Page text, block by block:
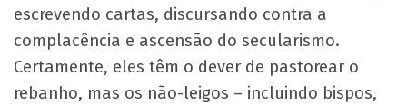
escrevendo cartas, discursando contra a
complacência e ascensão do secularismo.
Certamente, eles têm o dever de pastorear o
rebanho, mas os não-leigos – incluindo bispos,